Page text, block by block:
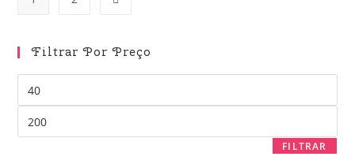
Filtrar Por Preço
FILTRAR